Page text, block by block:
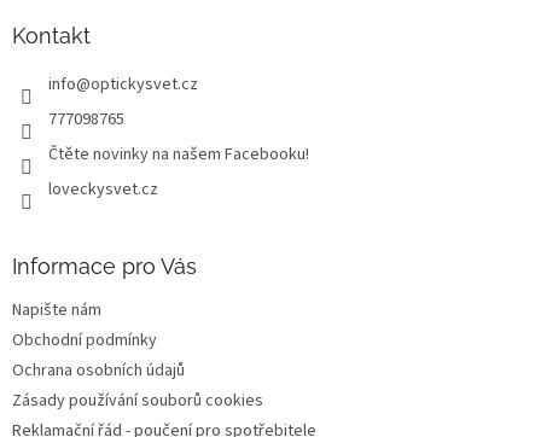
ý
Kontakt
info@optickysvet.cz
777098765
Čtěte novinky na našem Facebooku!
loveckysvet.cz
Informace pro Vás
Napište nám
Obchodní podmínky
Ochrana osobních údajů
Zásady používání souborů cookies
Reklamační řád - poučení pro spotřebitele